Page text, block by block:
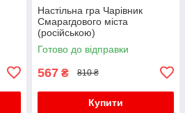
Настільна гра Чарівник
Смарагдового міста
(російською)
Готово до відправки
567 ₴ 810 ₴
Купити